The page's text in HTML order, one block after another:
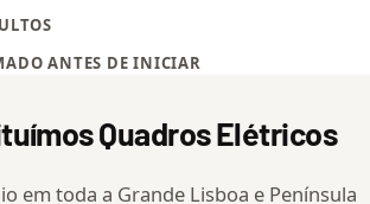
ANTES DE INICIAR
Quadros Elétricos
em toda a Grande Lisboa e Península